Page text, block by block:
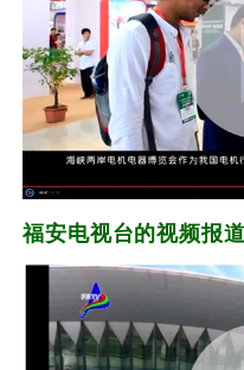
福安电视台的视频报道